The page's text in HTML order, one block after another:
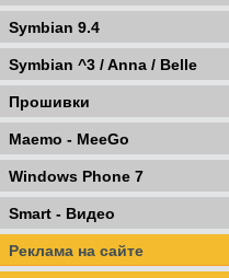
Symbian 9.4
Symbian ^3 / Anna / Belle
Прошивки
Maemo - MeeGo
Windows Phone 7
Smart - Видео
Реклама на сайте